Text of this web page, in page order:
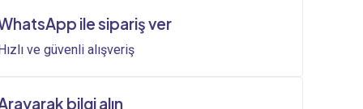
2.298,24₺. fiyat:
1.915,20₺.
ile sipariş ver
ve güvenli alışveriş
bilgi alın